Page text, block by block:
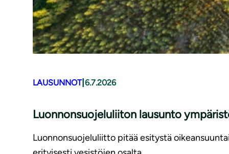
LAUSUNNOT| 6.7.2026
Luonnonsuojeluliiton lausunto
Luonnonsuojeluliitto pitää esitystä